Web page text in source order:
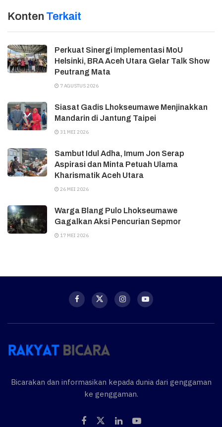
Konten Terkait
Perkuat Sinergi Implementasi MoU
Helsinki, BRA Aceh Utara Gelar Talk Show
Peutrang Mata
7 AGUSTUS 2026
Siasat Gadis Lhokseumawe Menjinakkan
Mandarin di Jantung Taipei
31 MEI 2026
Sambut Idul Adha, Imum Jon Serap
Aspirasi dan Minta Petuah Ulama
Kharismatik Aceh Utara
26 MEI 2026
Warga Blang Pulo Lhokseumawe
Gagalkan Aksi Pencurian Sepmor
17 MEI 2026
Bicarakan dan informasikan kepada dunia dari genggaman
ke genggaman.